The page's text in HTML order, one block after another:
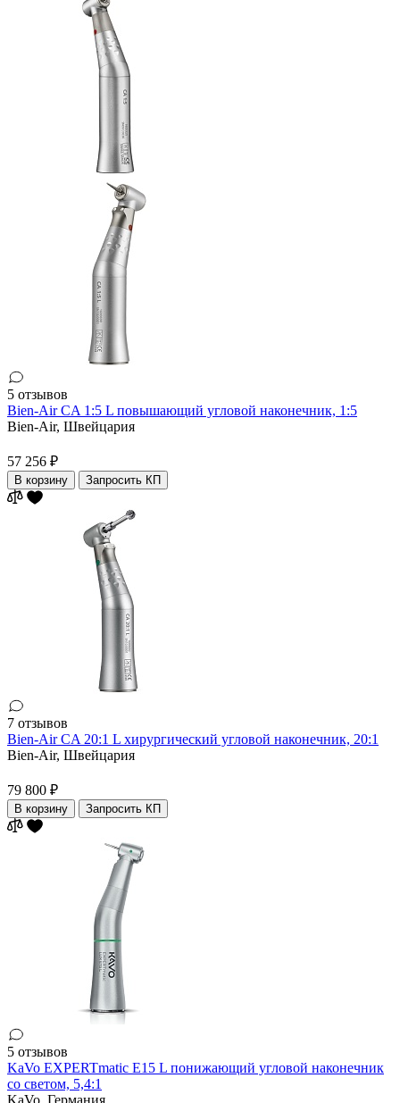
5 отзывов
Bien-Air CA 1:5 L повышающий угловой наконечник, 1:5
Bien-Air, Швейцария
57 256 ₽
В корзину Запросить КП
7 отзывов
Bien-Air CA 20:1 L хирургический угловой наконечник, 20:1
Bien-Air, Швейцария
79 800 ₽
В корзину Запросить КП
5 отзывов
KaVo EXPERTmatic E15 L понижающий угловой наконечник
со светом, 5,4:1